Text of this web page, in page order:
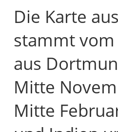
Die Karte
stammt
aus
Mitte
Mitte